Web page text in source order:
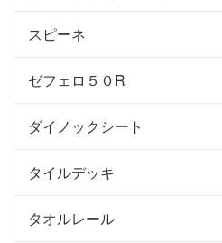
スピーネ
ゼフェロ５０R
ダイノックシート
タイルデッキ
タオルレール